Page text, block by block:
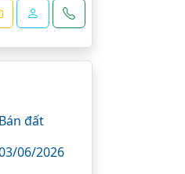
Bán đất
06/2026